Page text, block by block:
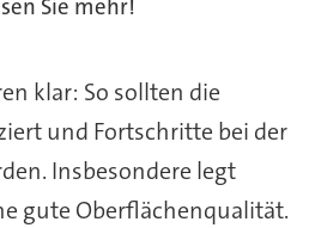
Sie mehr!
klar: So sollten die
und Fortschritte bei der
Insbesondere legt
gute Oberflächenqualität.